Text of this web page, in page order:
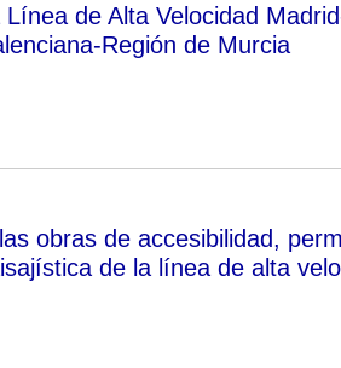
de Alta Velocidad
Región de Murcia
obras de accesibilidad,
de la línea de alta